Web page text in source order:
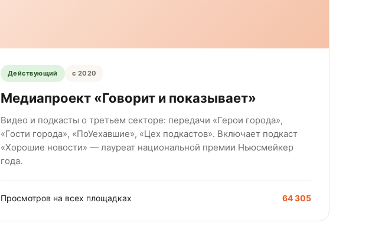
Действующий с 2020
Медиапроект «Говорит и показывает»
Видео и подкасты о третьем секторе: передачи «Герои города»,
«Гости города», «ПоУехавшие», «Цех подкастов». Включает подкаст
«Хорошие новости» — лауреат национальной премии Ньюсмейкер
года.
Просмотров на всех площадках 64 305